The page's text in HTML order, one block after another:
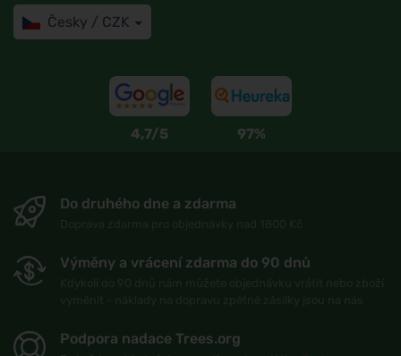
Česky / CZK
4,7/5 97%
Do druhého dne a zdarma
Výměny a vrácení zdarma do 90 dnů
Podpora nadace Trees.org